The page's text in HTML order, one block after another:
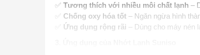
✅ Tương thích với nhiều môi chất lạnh –
Chống oxy hóa tốt – Ngăn ngừa hình
Ứng dụng rộng rãi – Dùng cho máy nén